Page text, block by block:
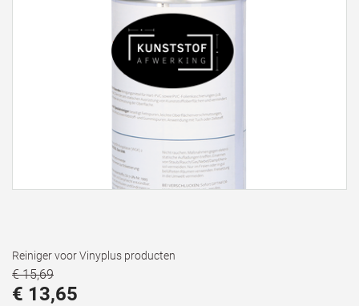
Reiniger voor Vinyplus producten
€ 15,69
€ 13,65